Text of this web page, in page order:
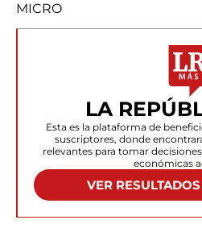
MICRO
LA
Esta es la plataforma de
suscriptores, donde
relevantes para tomar
económicas
VER